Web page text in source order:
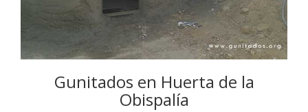
Gunitados en Huerta de la
Obispalía